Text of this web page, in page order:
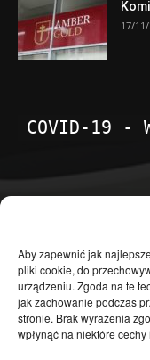
Aby zapewnić jak
pliki cookie, do
urządzeniu. Zgoda na te
jak zachowanie podczas
stronie. Brak wyrażenia
wpłynąć na niektóre cechy
17/
COVID-19 -
Temat dnia
Publicystyka
Polityka
Polska